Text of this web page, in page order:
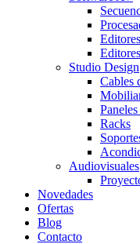
Studio Design
Cables
Racks
Audiovisuales
Novedades
Ofertas
Blog
Contacto